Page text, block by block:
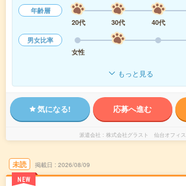
年齢層
20代
30代 40代
男女比率
女性
もっと見る
気になる! 応募へ進む
派遣会社 株式会社グラスト 仙台オフィス
未読
NEW
掲載日 2026/08/09